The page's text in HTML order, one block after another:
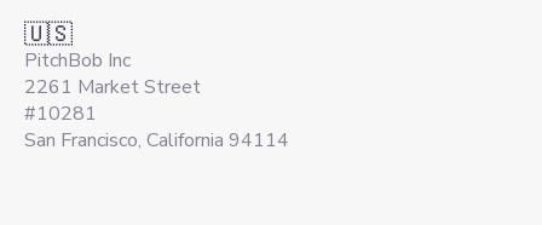
🇺🇸
PitchBob Inc
2261 Market Street
#10281
San Francisco, California 94114